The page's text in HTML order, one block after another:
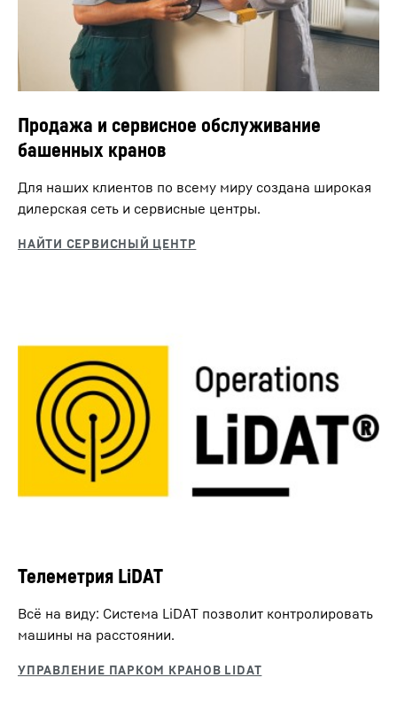
Продажа и сервисное обслуживание
башенных кранов
Для наших клиентов по всему миру создана широкая
дилерская сеть и сервисные центры.
Телеметрия LiDAT
Всё на виду: Система LiDAT позволит контролировать
машины на расстоянии.